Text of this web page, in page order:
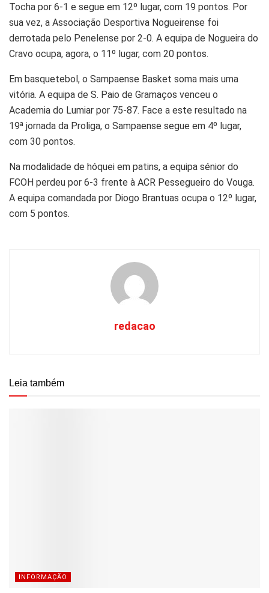
Tocha por 6-1 e segue em 12º lugar, com 19 pontos. Por
sua vez, a Associação Desportiva Nogueirense foi
derrotada pelo Penelense por 2-0. A equipa de Nogueira do
Cravo ocupa, agora, o 11º lugar, com 20 pontos.
Em basquetebol, o Sampaense Basket soma mais uma
vitória. A equipa de S. Paio de Gramaços venceu o
Academia do Lumiar por 75-87. Face a este resultado na
19ª jornada da Proliga, o Sampaense segue em 4º lugar,
com 30 pontos.
Na modalidade de hóquei em patins, a equipa sénior do
FCOH perdeu por 6-3 frente à ACR Pessegueiro do Vouga.
A equipa comandada por Diogo Brantuas ocupa o 12º lugar,
com 5 pontos.
redacao
Leia também
INFORMAÇÃO